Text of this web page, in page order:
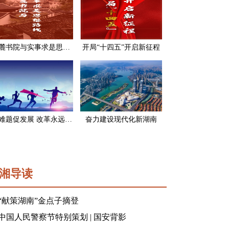
岳麓书院与实事求是思想路线 开局“十四五”开启新征程
破难题促发展 改革永远在路上 奋力建设现代化新湖南
导读
献策湖南”金点子摘登
国人民警察节特别策划 | 国安背影